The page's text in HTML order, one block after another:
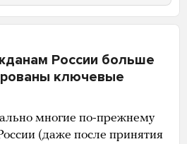
России больше
ключевые
многие по-прежнему
(даже после принятия